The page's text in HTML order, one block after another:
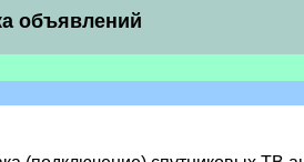
объявлений